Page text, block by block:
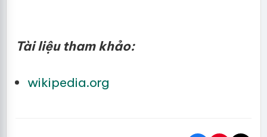
Tài liệu tham khảo:
wikipedia.org